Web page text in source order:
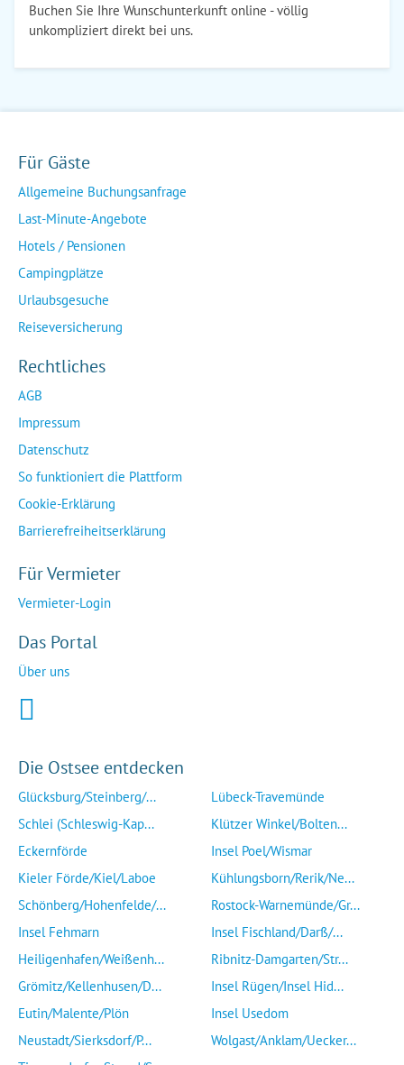
Buchen Sie Ihre Wunschunterkunft online - völlig
unkompliziert direkt bei uns.
Für Gäste
Allgemeine Buchungsanfrage
Last-Minute-Angebote
Hotels / Pensionen
Campingplätze
Urlaubsgesuche
Reiseversicherung
Rechtliches
AGB
Impressum
Datenschutz
So funktioniert die Plattform
Cookie-Erklärung
Barrierefreiheitserklärung
Für Vermieter
Vermieter-Login
Das Portal
Über uns
Die Ostsee entdecken
Glücksburg/Steinberg/...
Schlei (Schleswig-Kap...
Eckernförde
Kieler Förde/Kiel/Laboe
Schönberg/Hohenfelde/...
Insel Fehmarn
Heiligenhafen/Weißenh...
Grömitz/Kellenhusen/D...
Eutin/Malente/Plön
Neustadt/Sierksdorf/P...
Lübeck-Travemünde
Klützer Winkel/Bolten...
Insel Poel/Wismar
Kühlungsborn/Rerik/Ne...
Rostock-Warnemünde/Gr...
Insel Fischland/Darß/...
Ribnitz-Damgarten/Str...
Insel Rügen/Insel Hid...
Insel Usedom
Wolgast/Anklam/Uecker...